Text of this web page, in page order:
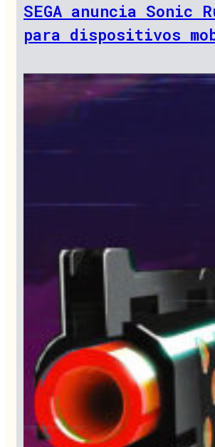
SEGA anuncia Sonic
para dispositivos